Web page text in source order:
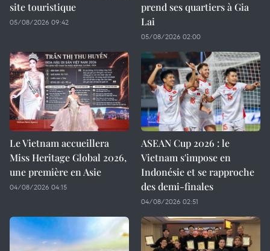
site touristique
05/08/2026 09:42
prend ses quartiers à Gia
Lai
05/08/2026 02:00
Le Vietnam accueillera
Miss Heritage Global 2026,
une première en Asie
04/08/2026 04:15
ASEAN Cup 2026 : le
Vietnam s'impose en
Indonésie et se rapproche
des demi-finales
04/08/2026 02:51